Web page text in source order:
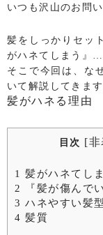
いつも沢山のお問
髪をしっかりセッ
がハネてしまう』…
そこで今回は、な
いて解説してきます
髪がハネる理由
目次 [非
1 髪がハネてし
2
『髪が傷んで
3 ハネやすい髪型
4 髪質